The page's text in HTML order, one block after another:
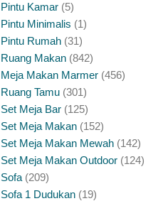
Pintu Kamar 5
Pintu Minimalis 1
Pintu Rumah 31
Ruang Makan 842
Meja Makan Marmer 456
Ruang Tamu 301
Set Meja Bar 125
Set Meja Makan 152
Set Meja Makan Mewah 142
Set Meja Makan Outdoor 124
Sofa 209
Sofa 1 Dudukan 19